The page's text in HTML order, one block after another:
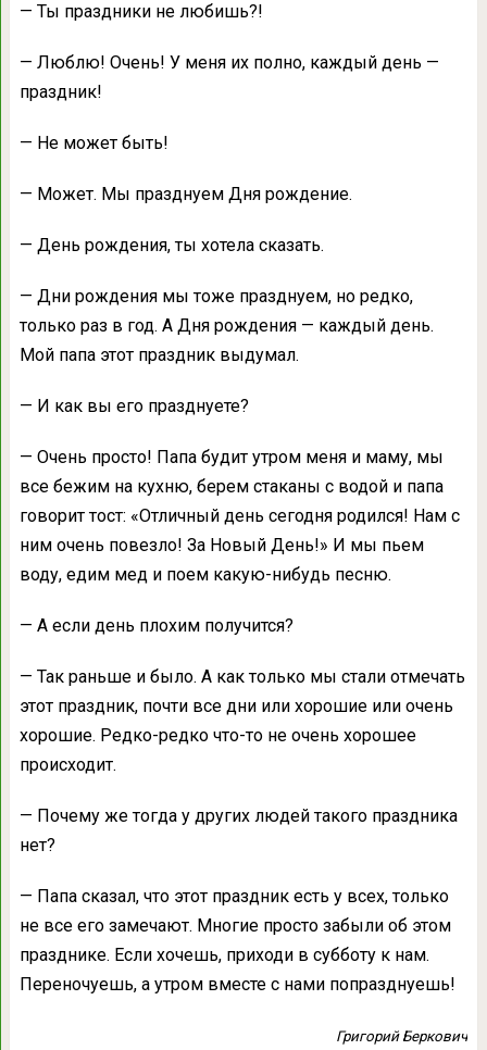
— Ты праздники не любишь?!
— Люблю! Очень! У меня их полно, каждый день —
праздник!
— Не может быть!
— Может. Мы празднуем Дня рождение.
— День рождения, ты хотела сказать.
— Дни рождения мы тоже празднуем, но редко,
только раз в год. А Дня рождения — каждый день.
Мой папа этот праздник выдумал.
— И как вы его празднуете?
— Очень просто! Папа будит утром меня и маму, мы
все бежим на кухню, берем стаканы с водой и папа
говорит тост: «Отличный день сегодня родился! Нам с
ним очень повезло! За Новый День!» И мы пьем
воду, едим мед и поем какую-нибудь песню.
— А если день плохим получится?
— Так раньше и было. А как только мы стали отмечать
этот праздник, почти все дни или хорошие или очень
хорошие. Редко-редко что-то не очень хорошее
происходит.
— Почему же тогда у других людей такого праздника
нет?
— Папа сказал, что этот праздник есть у всех, только
не все его замечают. Многие просто забыли об этом
празднике. Если хочешь, приходи в субботу к нам.
Переночуешь, а утром вместе с нами попразднуешь!
Григорий Беркович